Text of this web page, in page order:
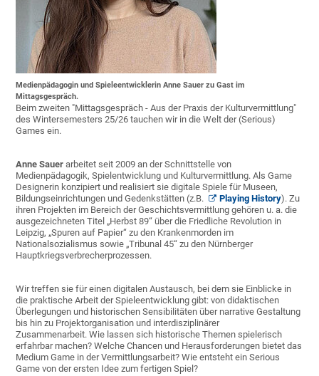
Medienpädagogin und Spieleentwicklerin Anne Sauer zu Gast im
Mittagsgespräch.
Beim zweiten "Mittagsgespräch - Aus der Praxis der Kulturvermittlung"
des Wintersemesters 25/26 tauchen wir in die Welt der (Serious)
Games ein.
Anne Sauerarbeitet seit 2009 an der Schnittstelle von
Medienpädagogik, Spielentwicklung und Kulturvermittlung. Als Game
Designerin konzipiert und realisiert sie digitale Spiele für Museen,
Bildungseinrichtungen und Gedenkstätten (z.B.
Playing History). Zu
ihren Projekten im Bereich der Geschichtsvermittlung gehören u. a. die
ausgezeichneten Titel „Herbst 89“ über die Friedliche Revolution in
Leipzig, „Spuren auf Papier“ zu den Krankenmorden im
Nationalsozialismus sowie „Tribunal 45“ zu den Nürnberger
Hauptkriegsverbrecherprozessen.
Wir treffen sie für einen digitalen Austausch, bei dem sie Einblicke in
die praktische Arbeit der Spieleentwicklung gibt: von didaktischen
Überlegungen und historischen Sensibilitäten über narrative Gestaltung
bis hin zu Projektorganisation und interdisziplinärer
Zusammenarbeit. Wie lassen sich historische Themen spielerisch
erfahrbar machen? Welche Chancen und Herausforderungen bietet das
Medium Game in der Vermittlungsarbeit? Wie entsteht ein Serious
Game von der ersten Idee zum fertigen Spiel?